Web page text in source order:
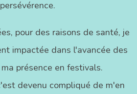
persévérence.
pour des raisons de santé, je
impactée dans l'avancée des
présence en festivals.
devenu compliqué de m'en